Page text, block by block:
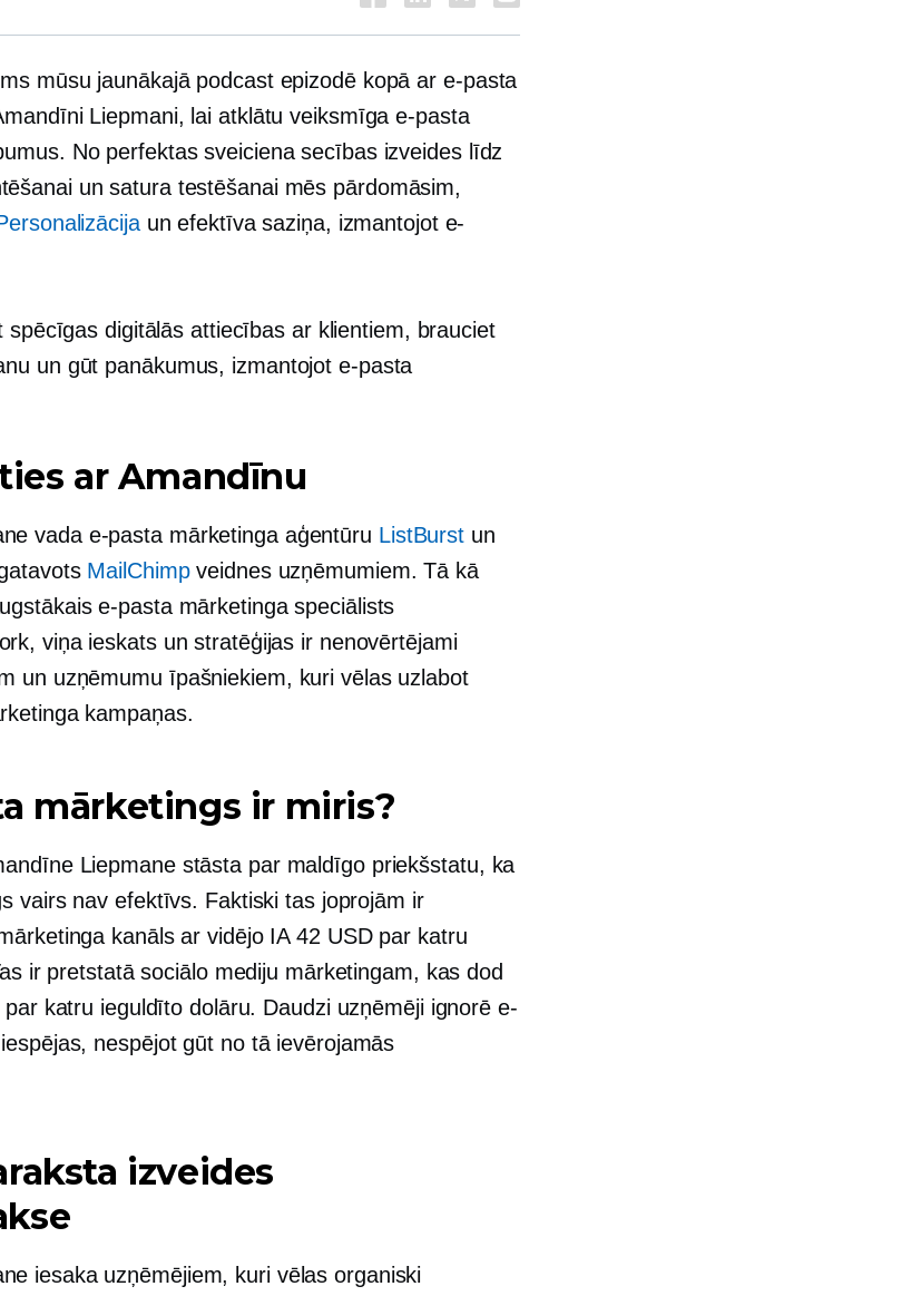
mūsu jaunākajā podcast epizodē kopā ar e-pasta
Liepmani, lai atklātu veiksmīga e-pasta
No perfektas sveiciena secības izveides līdz
un satura testēšanai mēs pārdomāsim,
un efektīva saziņa, izmantojot e-
spēcīgas digitālās attiecības ar klientiem, brauciet
un gūt panākumus, izmantojot e-pasta
ar Amandīnu
vada e-pasta mārketinga aģentūru ListBurst un
MailChimpveidnes uzņēmumiem. Tā kā
e-pasta mārketinga speciālists
viņa ieskats un stratēģijas ir nenovērtējami
un uzņēmumu īpašniekiem, kuri vēlas uzlabot
kampaņas.
mārketings ir miris?
Liepmane stāsta par maldīgo priekšstatu, ka
vairs nav efektīvs. Faktiski tas joprojām ir
kanāls ar vidējo IA 42 USD par katru
ir pretstatā sociālo mediju mārketingam, kas dod
katru ieguldīto dolāru. Daudzi uzņēmēji ignorē e-
nespējot gūt no tā ievērojamās
izveides
iesaka uzņēmējiem, kuri vēlas organiski